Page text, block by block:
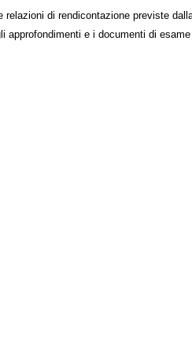
relazioni di rendicontazione previste
approfondimenti e i documenti di